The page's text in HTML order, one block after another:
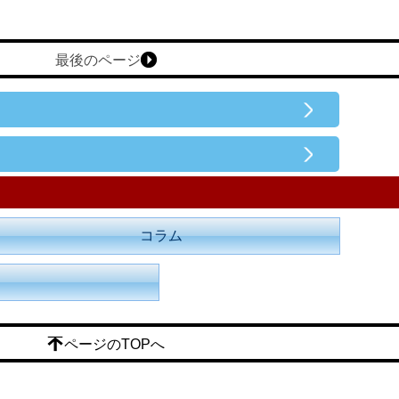
最後のページ
コラム
ページのTOPへ